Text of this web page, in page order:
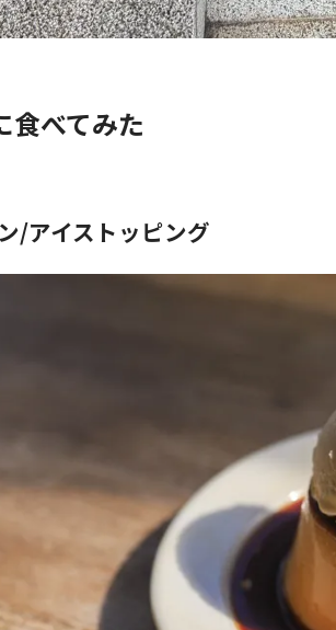
食べてみた
/アイストッピング